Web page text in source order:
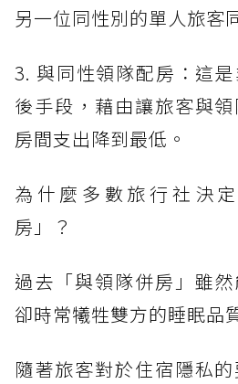
另一位同性別的單人旅客
3. 與同性領隊配房：這
後手段，藉由讓旅客與
房間支出降到最低。
為什麼多數旅行社決
房」？
過去「與領隊併房」雖
卻時常犧牲雙方的睡眠品
隨著旅客對於住宿隱私